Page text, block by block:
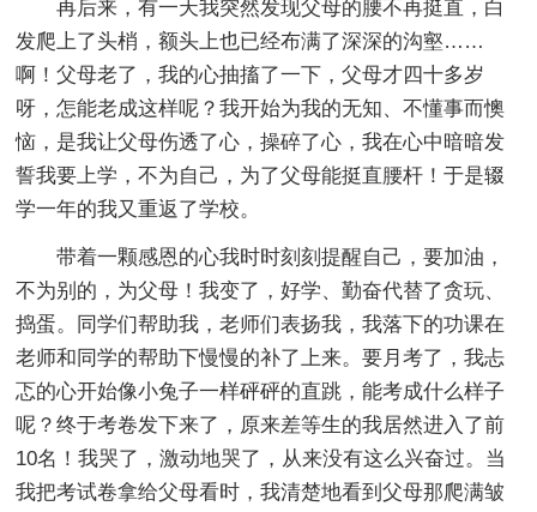
再后来，有一天我突然发现父母的腰不再挺直，白
发爬上了头梢，额头上也已经布满了深深的沟壑……
啊！父母老了，我的心抽搐了一下，父母才四十多岁
呀，怎能老成这样呢？我开始为我的无知、不懂事而懊
恼，是我让父母伤透了心，操碎了心，我在心中暗暗发
誓我要上学，不为自己，为了父母能挺直腰杆！于是辍
学一年的我又重返了学校。
带着一颗感恩的心我时时刻刻提醒自己，要加油，
不为别的，为父母！我变了，好学、勤奋代替了贪玩、
捣蛋。同学们帮助我，老师们表扬我，我落下的功课在
老师和同学的帮助下慢慢的补了上来。要月考了，我忐
忑的心开始像小兔子一样砰砰的直跳，能考成什么样子
呢？终于考卷发下来了，原来差等生的我居然进入了前
10名！我哭了，激动地哭了，从来没有这么兴奋过。当
我把考试卷拿给父母看时，我清楚地看到父母那爬满皱